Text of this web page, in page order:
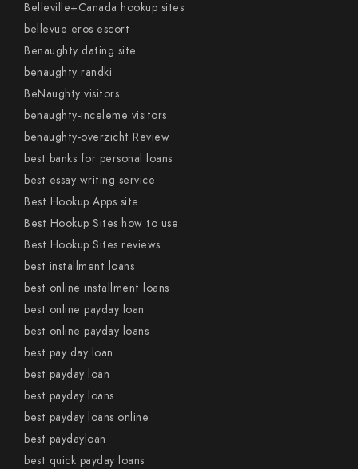
Belleville+Canada hookup sites
bellevue eros escort
Benaughty dating site
benaughty randki
BeNaughty visitors
benaughty-inceleme visitors
benaughty-overzicht Review
best banks for personal loans
best essay writing service
Best Hookup Apps site
Best Hookup Sites how to use
Best Hookup Sites reviews
best installment loans
best online installment loans
best online payday loan
best online payday loans
best pay day loan
best payday loan
best payday loans
best payday loans online
best paydayloan
best quick payday loans